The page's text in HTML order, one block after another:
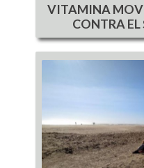
VITAMINA
CONTRA